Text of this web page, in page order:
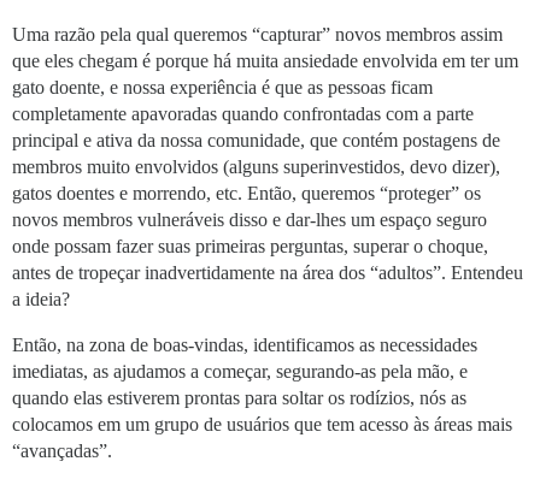
Uma razão pela qual queremos “capturar” novos membros assim
que eles chegam é porque há muita ansiedade envolvida em ter um
gato doente, e nossa experiência é que as pessoas ficam
completamente apavoradas quando confrontadas com a parte
principal e ativa da nossa comunidade, que contém postagens de
membros muito envolvidos (alguns superinvestidos, devo dizer),
gatos doentes e morrendo, etc. Então, queremos “proteger” os
novos membros vulneráveis disso e dar-lhes um espaço seguro
onde possam fazer suas primeiras perguntas, superar o choque,
antes de tropeçar inadvertidamente na área dos “adultos”. Entendeu
a ideia?
Então, na zona de boas-vindas, identificamos as necessidades
imediatas, as ajudamos a começar, segurando-as pela mão, e
quando elas estiverem prontas para soltar os rodízios, nós as
colocamos em um grupo de usuários que tem acesso às áreas mais
“avançadas”.